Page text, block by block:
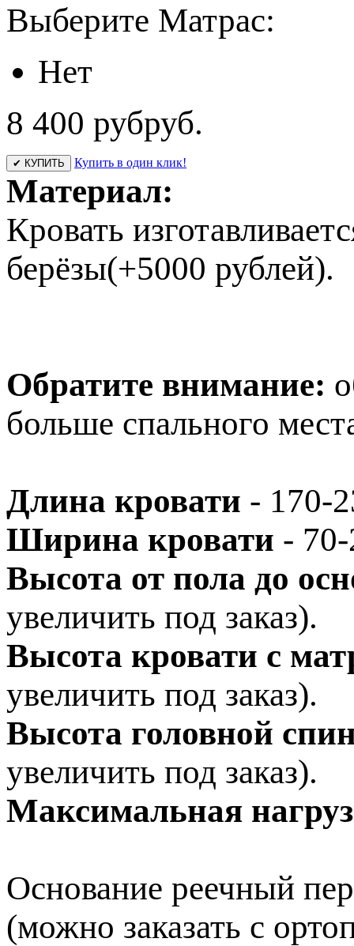
Выберите Матрас:
Нет
8 400 рубруб.
✔ КУПИТЬ Купить в один клик!
Материал:
Кровать
берёзы(+5000 рублей).
Обратите внимание:
больше спального
Длина кровати - 170-
Ширина кровати -
Высота от пола до
увеличить под заказ).
Высота кровати с
увеличить под заказ).
Высота головной
увеличить под заказ).
Максимальная
Основание реечный
(можно заказать с